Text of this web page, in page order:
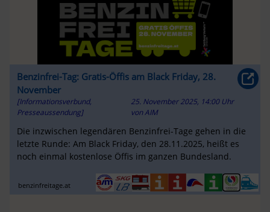
Benzinfrei-Tag: Gratis-Öffis am Black Friday, 28.
November
[Informationsverbund,
Presseaussendung]
25. November 2025, 14:00 Uhr
vonAIM
Die inzwischen legendären Benzinfrei-Tage gehen in die
letzte Runde: Am Black Friday, den 28.11.2025, heißt es
noch einmal kostenlose Öffis im ganzen Bundesland.
benzinfreitage.at